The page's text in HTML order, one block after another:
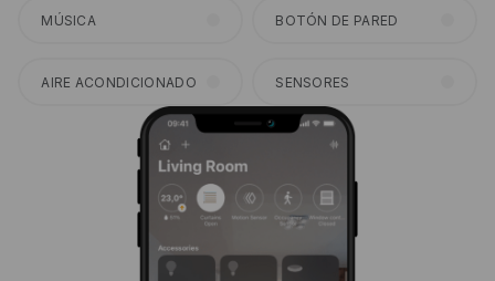
MÚSICA BOTÓN DE PARED
AIRE ACONDICIONADO SENSORES